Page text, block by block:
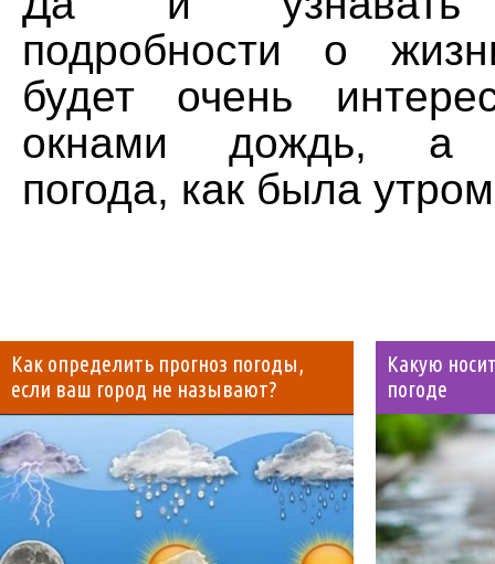
подробности о
будет очень
окнами дождь, а
погода, как была
Как определить прогноз погоды,
если ваш город не называют?
Какую
погоде